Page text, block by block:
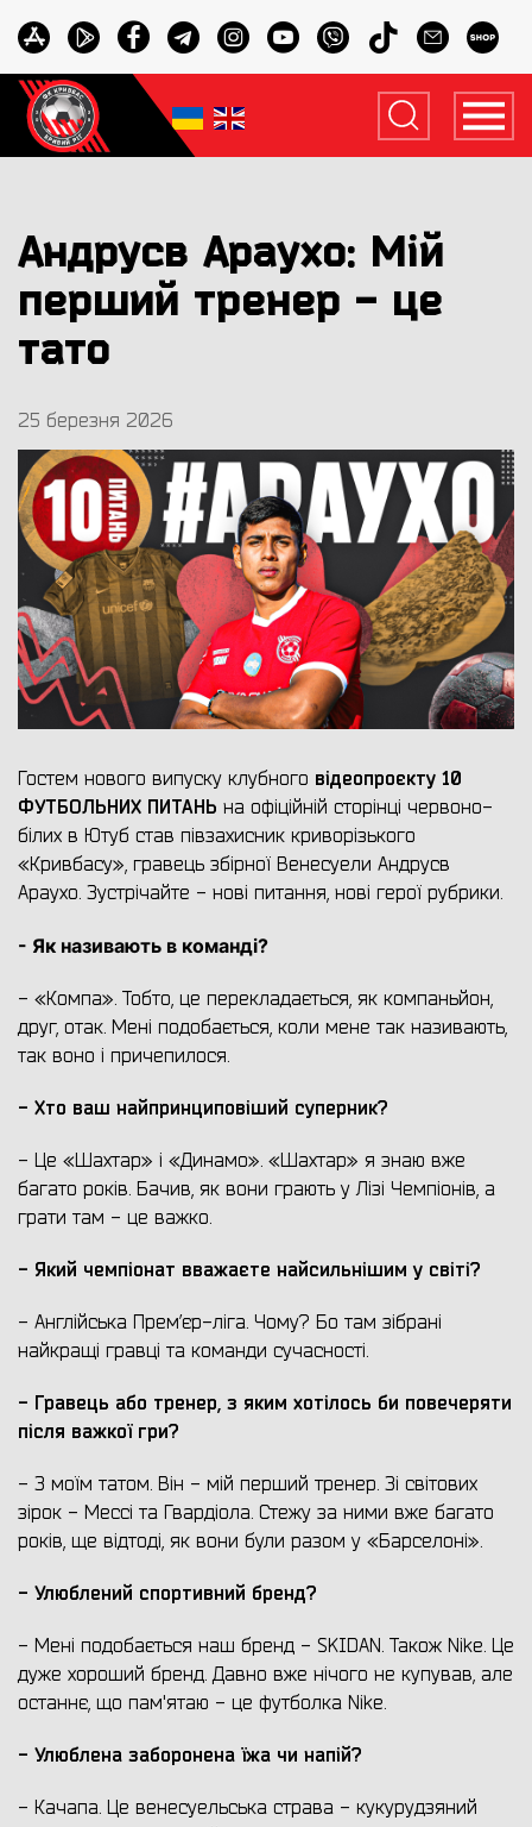
Андрусв Араухо: Мій
перший тренер - це
тато
25 березня 2026
Гостем нового випуску клубного відеопроєкту 10
ФУТБОЛЬНИХ ПИТАНЬ на офіційній сторінці червоно-
білих в Ютуб став півзахисник криворізького
«Кривбасу», гравець збірної Венесуели Андрусв
Араухо. Зустрічайте - нові питання, нові герої рубрики.
- Як називають в команді?
- «Компа». Тобто, це перекладається, як компаньйон,
друг, отак. Мені подобається, коли мене так називають,
так воно і причепилося.
- Хто ваш найпринциповіший суперник?
- Це «Шахтар» і «Динамо». «Шахтар» я знаю вже
багато років. Бачив, як вони грають у Лізі Чемпіонів, а
грати там - це важко.
- Який чемпіонат вважаєте найсильнішим у світі?
- Англійська Прем’єр-ліга. Чому? Бо там зібрані
найкращі гравці та команди сучасності.
- Гравець або тренер, з яким хотілось би повечеряти
після важкої гри?
- З моїм татом. Він - мій перший тренер. Зі світових
зірок - Мессі та Гвардіола. Стежу за ними вже багато
років, ще відтоді, як вони були разом у «Барселоні».
- Улюблений спортивний бренд?
- Мені подобається наш бренд - SKIDAN. Також Nike. Це
дуже хороший бренд. Давно вже нічого не купував, але
останнє, що пам'ятаю - це футболка Nike.
- Улюблена заборонена їжа чи напій?
- Качапа. Це венесуельська страва - кукурудзяний